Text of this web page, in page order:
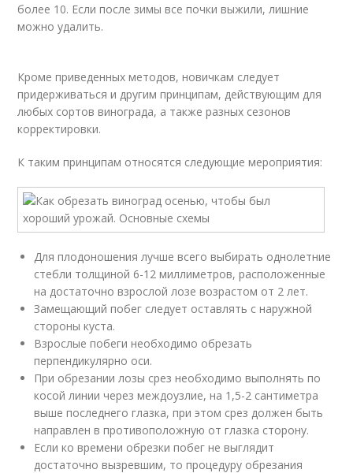
более 10. Если после зимы все почки выжили, лишние
можно удалить.
Кроме приведенных методов, новичкам следует
придерживаться и другим принципам, действующим для
любых сортов винограда, а также разных сезонов
корректировки.
К таким принципам относятся следующие мероприятия:
Для плодоношения лучше всего выбирать однолетние
стебли толщиной 6-12 миллиметров, расположенные
на достаточно взрослой лозе возрастом от 2 лет.
Замещающий побег следует оставлять с наружной
стороны куста.
Взрослые побеги необходимо обрезать
перпендикулярно оси.
При обрезании лозы срез необходимо выполнять по
косой линии через междоузлие, на 1,5-2 сантиметра
выше последнего глазка, при этом срез должен быть
направлен в противоположную от глазка сторону.
Если ко времени обрезки побег не выглядит
достаточно вызревшим, то процедуру обрезания